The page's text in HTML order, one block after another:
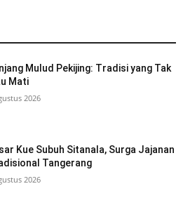
Mulud Pekijing: Tradisi yang Tak
Mati
2026
Kue Subuh Sitanala, Surga Jajanan
Tangerang
2026